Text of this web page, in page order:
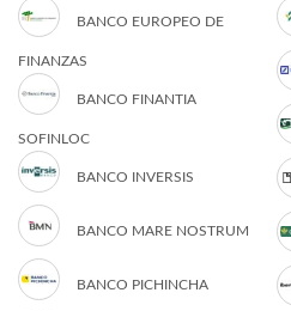
BANCO EUROPEO DE
FINANZAS
BANCO FINANTIA
SOFINLOC
BANCO INVERSIS
BANCO MARE NOSTRUM
BANCO PICHINCHA